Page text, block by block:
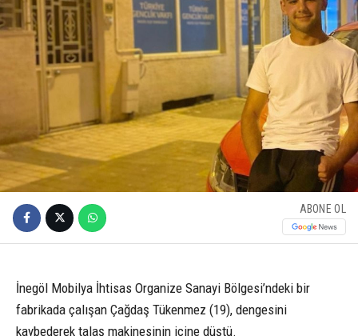
ABONE OL
İnegöl Mobilya İhtisas Organize Sanayi Bölgesi’ndeki bir
fabrikada çalışan Çağdaş Tükenmez (19), dengesini
kaybederek talaş makinesinin içine düştü.